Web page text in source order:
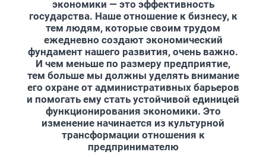
экономики — это эффективность
государства. Наше отношение к бизнесу, к
тем людям, которые своим трудом
ежедневно создают экономический
фундамент нашего развития, очень важно.
И чем меньше по размеру предприятие,
тем больше мы должны уделять внимание
его охране от административных барьеров
и помогать ему стать устойчивой единицей
функционирования экономики. Это
изменение начинается из культурной
трансформации отношения к
предпринимателю